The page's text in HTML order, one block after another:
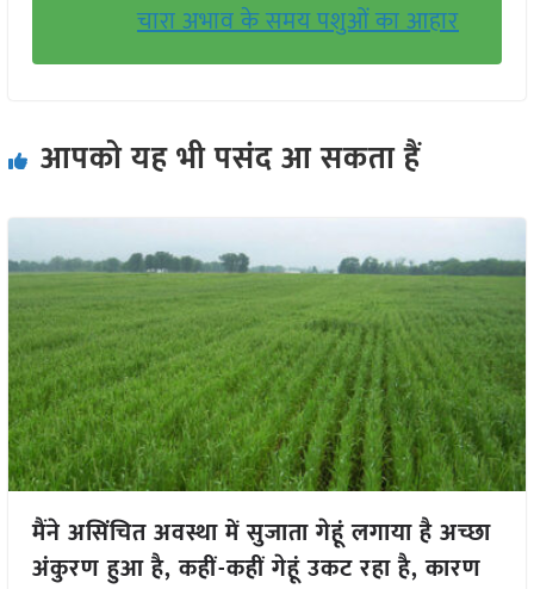
चारा अभाव के समय पशुओं का आहार
आपको यह भी पसंद आ सकता हैं
मैंने असिंचित अवस्था में सुजाता गेहूं लगाया है अच्छा
अंकुरण हुआ है, कहीं-कहीं गेहूं उकट रहा है, कारण